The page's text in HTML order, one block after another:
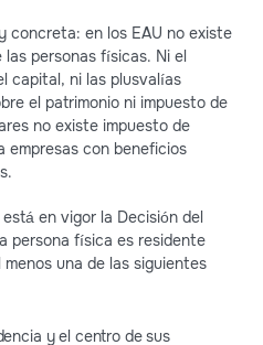
concreta: en los EAU no existe
personas físicas. Ni el
capital, ni las plusvalías
el patrimonio ni impuesto de
no existe impuesto de
empresas con beneficios
en vigor la Decisión del
persona física es residente
una de las siguientes
y el centro de sus